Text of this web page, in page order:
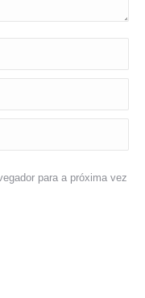
para a próxima vez